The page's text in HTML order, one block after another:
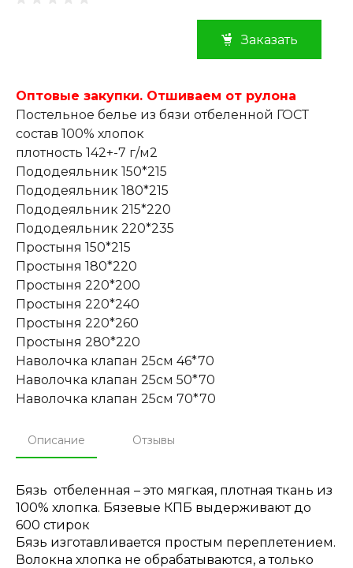
Заказать
Оптовые закупки. Отшиваем от рулона
Постельное белье из бязи отбеленной ГОСТ
состав 100% хлопок
плотность 142+-7 г/м2
Пододеяльник 150*215
Пододеяльник 180*215
Пододеяльник 215*220
Пододеяльник 220*235
Простыня 150*215
Простыня 180*220
Простыня 220*200
Простыня 220*240
Простыня 220*260
Простыня 280*220
Наволочка клапан 25см 46*70
Наволочка клапан 25см 50*70
Наволочка клапан 25см 70*70
Описание Отзывы
Бязь отбеленная – это мягкая, плотная ткань из
100% хлопка. Бязевые КПБ выдерживают до
600 стирок
Бязь изготавливается простым переплетением.
Волокна хлопка не обрабатываются, а только